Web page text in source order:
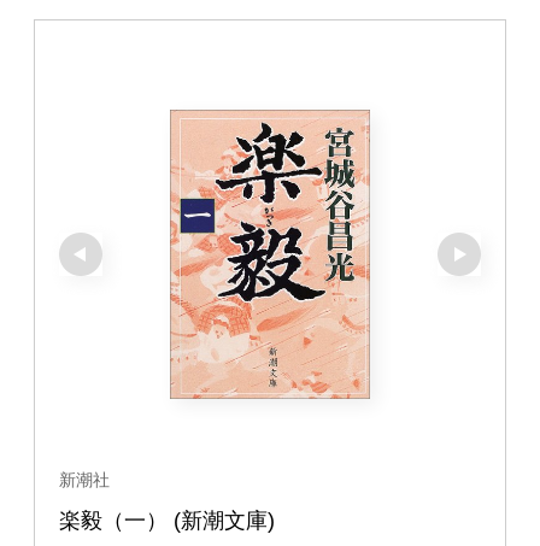
新潮社
楽毅（一） (新潮文庫)